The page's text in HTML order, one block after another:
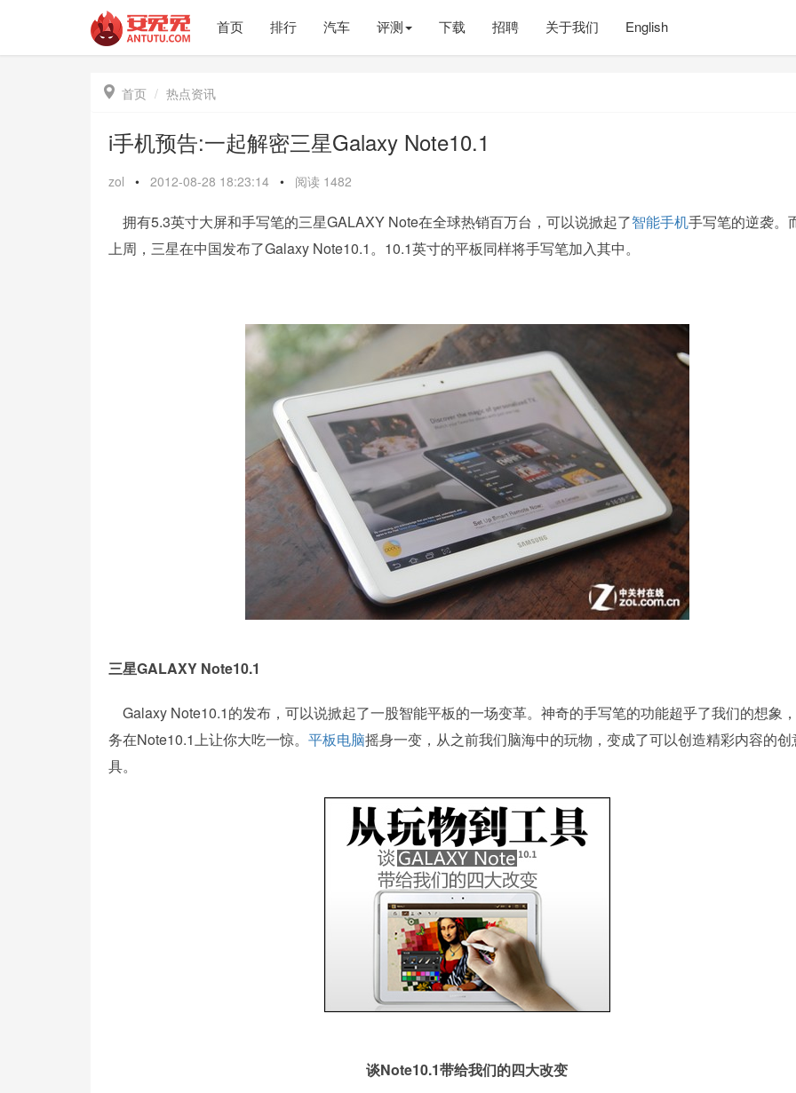
首页 排行 汽车 评测 下载 招聘 关于我们 English
 首页 热点资讯
i手机预告:一起解密三星Galaxy Note10.1
zol • 2012-08-28 18:23:14 • 阅读 1482
拥有5.3英寸大屏和手写笔的三星GALAXY Note在全球热销百万台，可以说掀起了智能手机手写笔的逆袭。
上周，三星在中国发布了Galaxy Note10.1。10.1英寸的平板同样将手写笔加入其中。
三星GALAXY Note10.1
Galaxy Note10.1的发布，可以说掀起了一股智能平板的一场变革。神奇的手写笔的功能超乎了我们的想象
务在Note10.1上让你大吃一惊。 平板电脑摇身一变，从之前我们脑海中的玩物，变成了可以创造精彩内容的创
具。
谈Note10.1带给我们的四大改变